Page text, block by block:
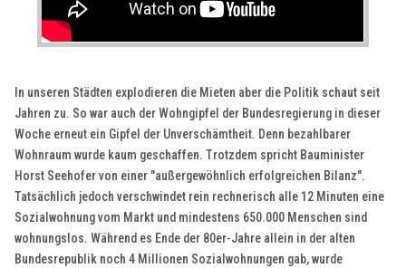
In unseren Städten explodieren die Mieten aber die Politik schaut seit
Jahren zu. So war auch der Wohngipfel der Bundesregierung in dieser
Woche erneut ein Gipfel der Unverschämtheit. Denn bezahlbarer
Wohnraum wurde kaum geschaffen. Trotzdem spricht Bauminister
Horst Seehofer von einer "außergewöhnlich erfolgreichen Bilanz".
Tatsächlich jedoch verschwindet rein rechnerisch alle 12 Minuten eine
Sozialwohnung vom Markt und mindestens 650.000 Menschen sind
wohnungslos. Während es Ende der 80er-Jahre allein in der alten
Bundesrepublik noch 4 Millionen Sozialwohnungen gab, wurde